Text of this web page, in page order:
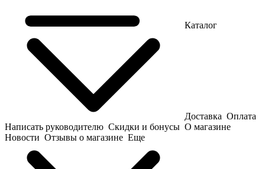
Каталог
Доставка Оплата
Написать руководителю Скидки и бонусы О магазине
Новости Отзывы о магазине Еще